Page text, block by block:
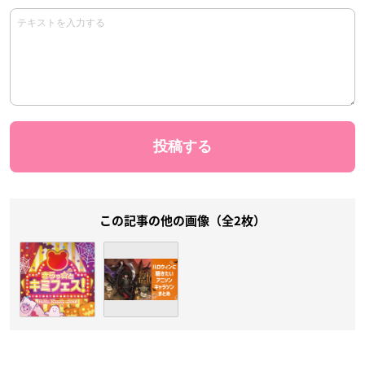
この記事の他の画像（全2枚）